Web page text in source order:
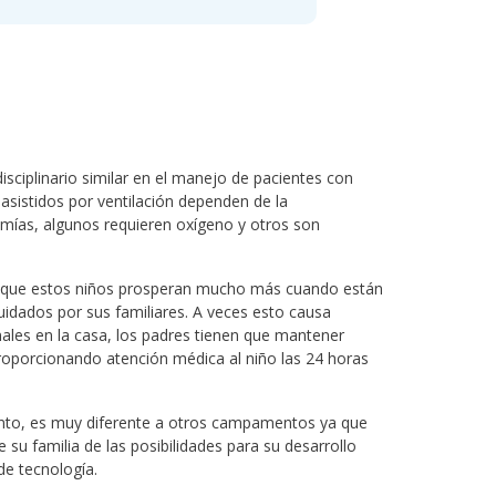
similar en el manejo de pacientes con
por ventilación dependen de la
algunos requieren oxígeno y otros son
estos niños prosperan mucho más cuando están
por sus familiares. A veces esto causa
en la casa, los padres tienen que mantener
atención médica al niño las 24 horas
es muy diferente a otros campamentos ya que
familia de las posibilidades para su desarrollo
tecnología.